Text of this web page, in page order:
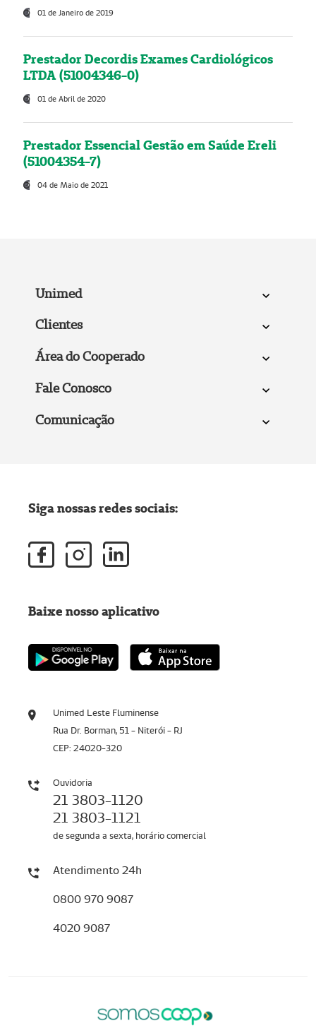
01 de Janeiro de 2019
Prestador Decordis Exames Cardiológicos
LTDA (51004346-0)
01 de Abril de 2020
Prestador Essencial Gestão em Saúde Ereli
(51004354-7)
04 de Maio de 2021
Unimed
Clientes
Área do Cooperado
Fale Conosco
Comunicação
Unimed Leste Fluminense
Rua Dr. Borman, 51 - Niterói - RJ
CEP: 24020-320
Ouvidoria
21 3803-1120
21 3803-1121
de segunda a sexta, horário comercial
Atendimento 24h
0800 970 9087
4020 9087
Siga nossas redes sociais:
Baixe nosso aplicativo